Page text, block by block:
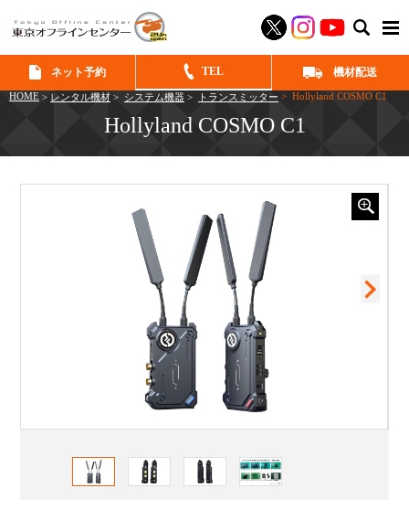
ネット予約 TEL 機材配送
HOME > レンタル機材 > システム機器 > トランスミッター > Hollyland COSMO C1
Hollyland COSMO C1